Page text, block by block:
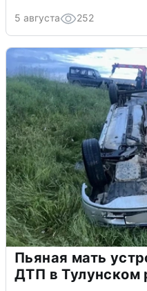
5 августа 252
Пьяная мать
ДТП в Тулунском